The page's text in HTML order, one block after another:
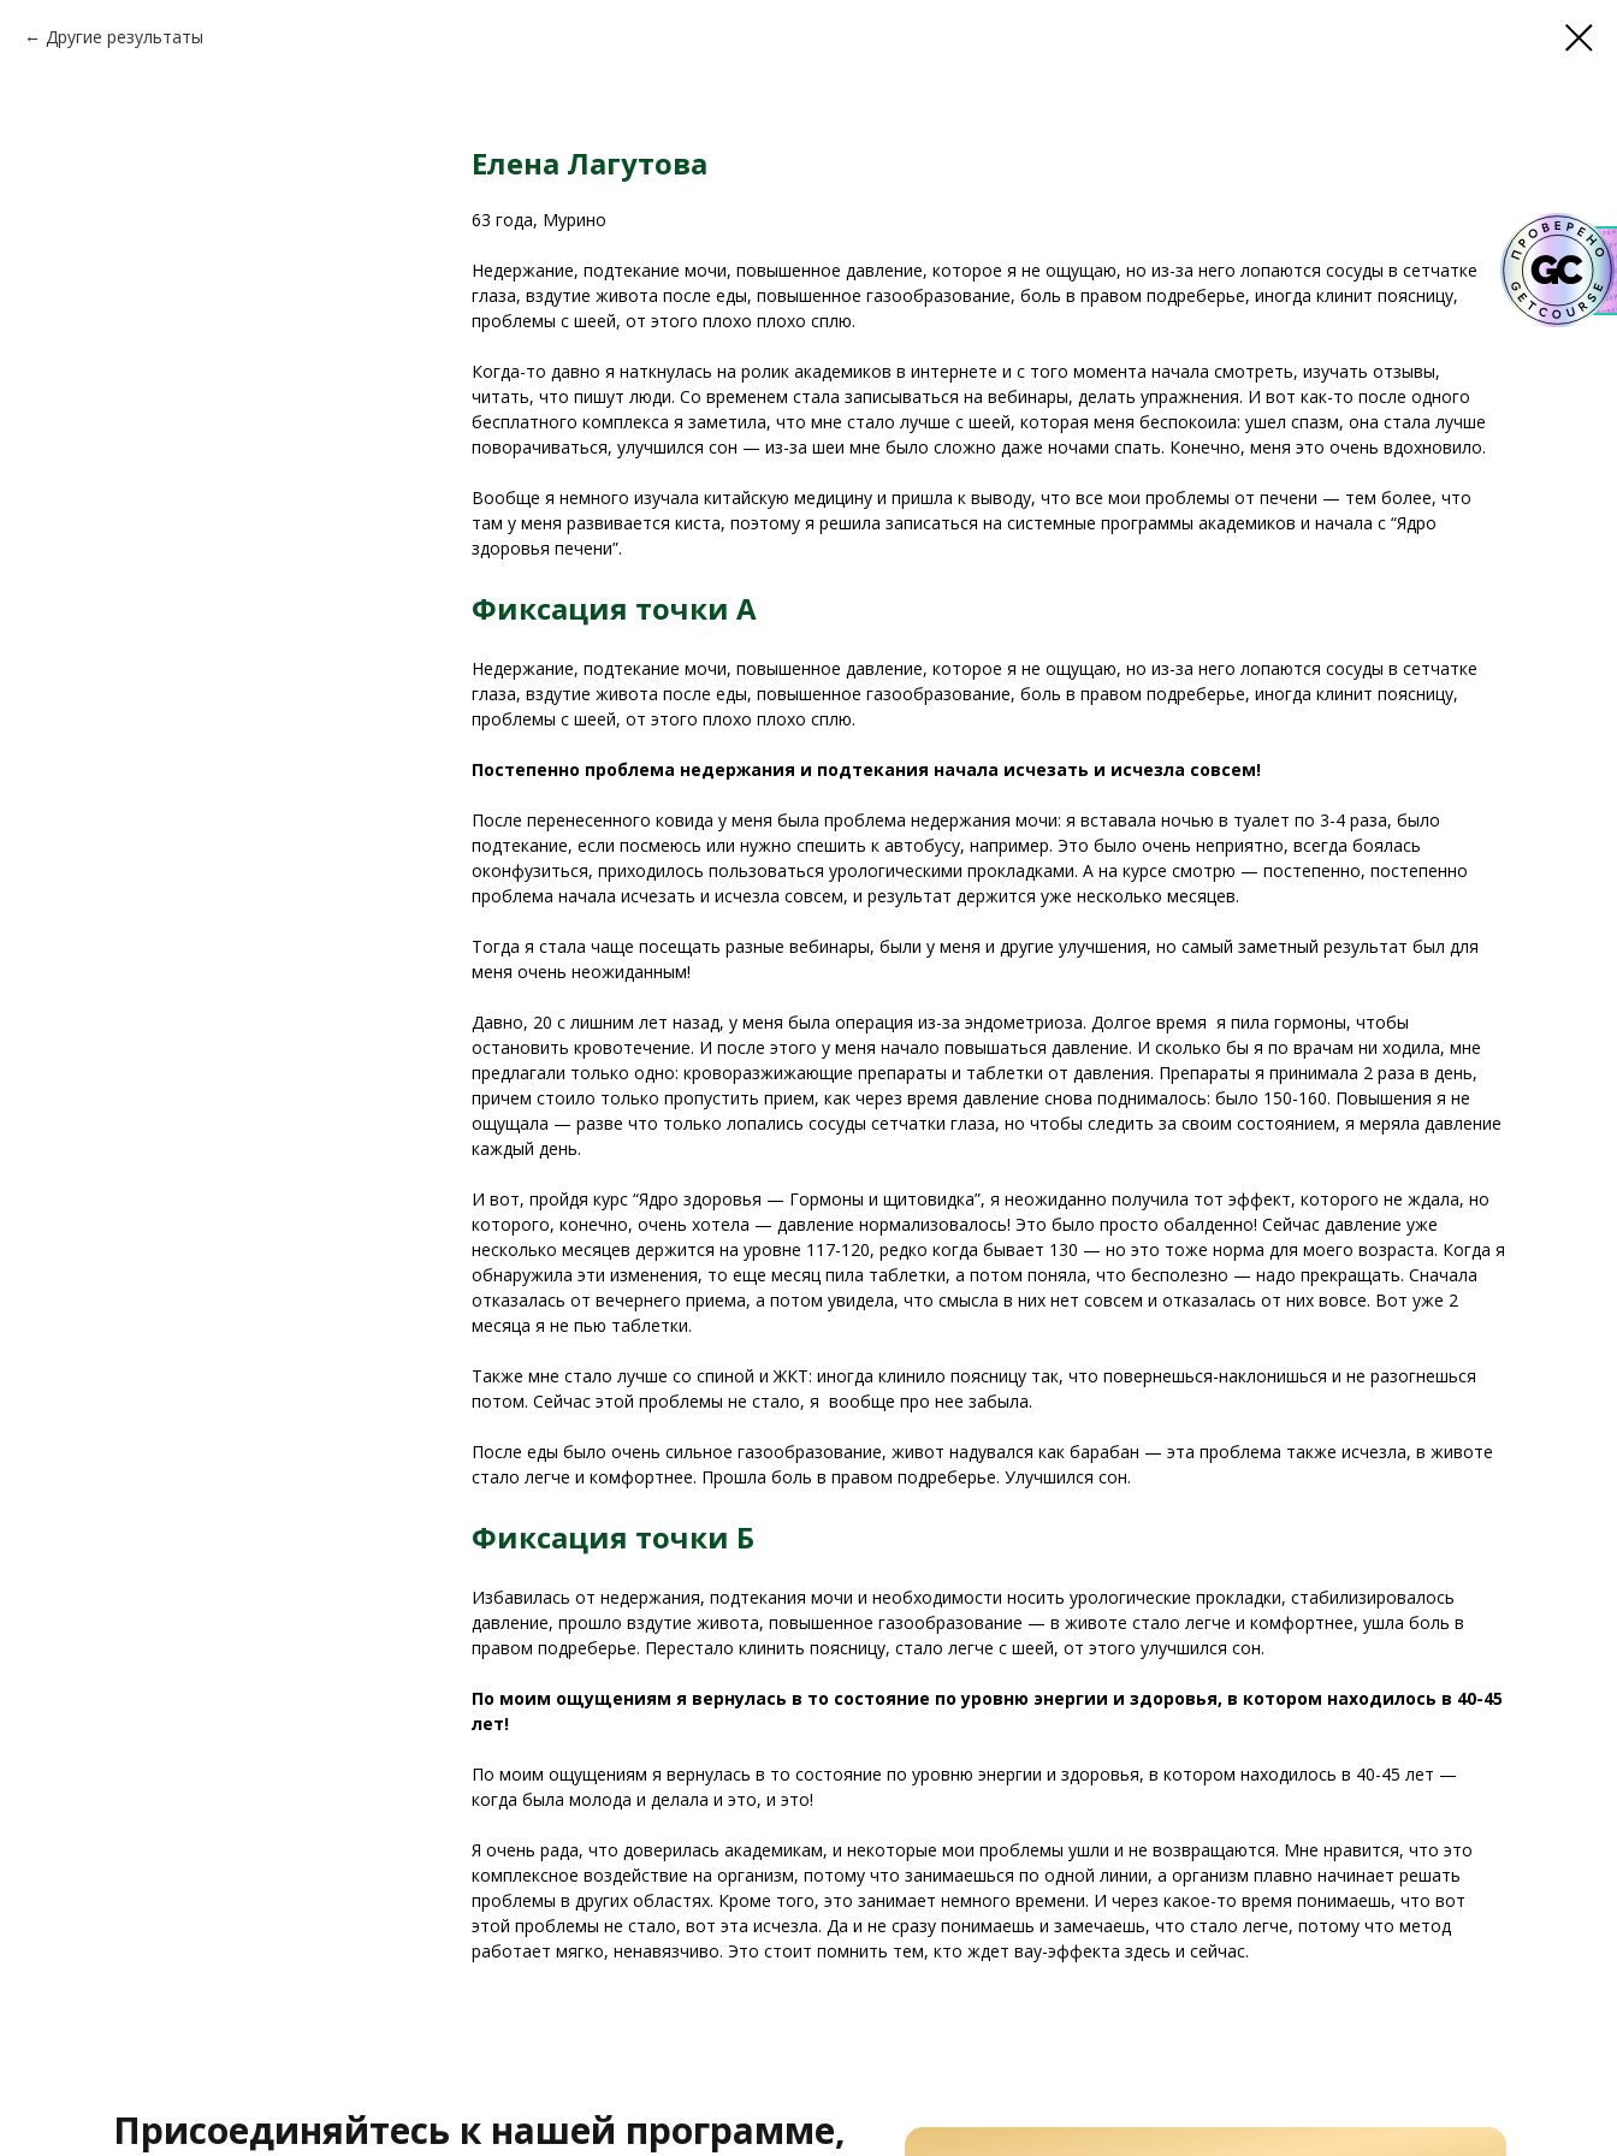
Другие результаты
Елена Лагутова
63 года, Мурино
Недержание, подтекание мочи, повышенное давление, которое я не ощущаю, но из-за него лопаются сосуды в сетчатке
глаза, вздутие живота после еды, повышенное газообразование, боль в правом подреберье, иногда клинит поясницу,
проблемы с шеей, от этого плохо плохо сплю.
Когда-то давно я наткнулась на ролик академиков в интернете и с того момента начала смотреть, изучать отзывы,
читать, что пишут люди. Со временем стала записываться на вебинары, делать упражнения. И вот как-то после одного
бесплатного комплекса я заметила, что мне стало лучше с шеей, которая меня беспокоила: ушел спазм, она стала лучше
поворачиваться, улучшился сон — из-за шеи мне было сложно даже ночами спать. Конечно, меня это очень вдохновило.
Вообще я немного изучала китайскую медицину и пришла к выводу, что все мои проблемы от печени — тем более, что
там у меня развивается киста, поэтому я решила записаться на системные программы академиков и начала с “Ядро
здоровья печени”.
Фиксация точки А
Недержание, подтекание мочи, повышенное давление, которое я не ощущаю, но из-за него лопаются сосуды в сетчатке
глаза, вздутие живота после еды, повышенное газообразование, боль в правом подреберье, иногда клинит поясницу,
проблемы с шеей, от этого плохо плохо сплю.
Постепенно проблема недержания и подтекания начала исчезать и исчезла совсем!
После перенесенного ковида у меня была проблема недержания мочи: я вставала ночью в туалет по 3-4 раза, было
подтекание, если посмеюсь или нужно спешить к автобусу, например. Это было очень неприятно, всегда боялась
оконфузиться, приходилось пользоваться урологическими прокладками. А на курсе смотрю — постепенно, постепенно
проблема начала исчезать и исчезла совсем, и результат держится уже несколько месяцев.
Тогда я стала чаще посещать разные вебинары, были у меня и другие улучшения, но самый заметный результат был для
меня очень неожиданным!
Давно, 20 с лишним лет назад, у меня была операция из-за эндометриоза. Долгое время я пила гормоны, чтобы
остановить кровотечение. И после этого у меня начало повышаться давление. И сколько бы я по врачам ни ходила, мне
предлагали только одно: кроворазжижающие препараты и таблетки от давления. Препараты я принимала 2 раза в день,
причем стоило только пропустить прием, как через время давление снова поднималось: было 150-160. Повышения я не
ощущала — разве что только лопались сосуды сетчатки глаза, но чтобы следить за своим состоянием, я меряла давление
каждый день.
И вот, пройдя курс “Ядро здоровья — Гормоны и щитовидка”, я неожиданно получила тот эффект, которого не ждала, но
которого, конечно, очень хотела — давление нормализовалось! Это было просто обалденно! Сейчас давление уже
несколько месяцев держится на уровне 117-120, редко когда бывает 130 — но это тоже норма для моего возраста. Когда я
обнаружила эти изменения, то еще месяц пила таблетки, а потом поняла, что бесполезно — надо прекращать. Сначала
отказалась от вечернего приема, а потом увидела, что смысла в них нет совсем и отказалась от них вовсе. Вот уже 2
месяца я не пью таблетки.
Также мне стало лучше со спиной и ЖКТ: иногда клинило поясницу так, что повернешься-наклонишься и не разогнешься
потом. Сейчас этой проблемы не стало, я вообще про нее забыла.
После еды было очень сильное газообразование, живот надувался как барабан — эта проблема также исчезла, в животе
стало легче и комфортнее. Прошла боль в правом подреберье. Улучшился сон.
Фиксация точки Б
Избавилась от недержания, подтекания мочи и необходимости носить урологические прокладки, стабилизировалось
давление, прошло вздутие живота, повышенное газообразование — в животе стало легче и комфортнее, ушла боль в
правом подреберье. Перестало клинить поясницу, стало легче с шеей, от этого улучшился сон.
По моим ощущениям я вернулась в то состояние по уровню энергии и здоровья, в котором находилось в 40-45
лет!
По моим ощущениям я вернулась в то состояние по уровню энергии и здоровья, в котором находилось в 40-45 лет —
когда была молода и делала и это, и это!
Я очень рада, что доверилась академикам, и некоторые мои проблемы ушли и не возвращаются. Мне нравится, что это
комплексное воздействие на организм, потому что занимаешься по одной линии, а организм плавно начинает решать
проблемы в других областях. Кроме того, это занимает немного времени. И через какое-то время понимаешь, что вот
этой проблемы не стало, вот эта исчезла. Да и не сразу понимаешь и замечаешь, что стало легче, потому что метод
работает мягко, ненавязчиво. Это стоит помнить тем, кто ждет вау-эффекта здесь и сейчас.
Присоединяйтесь к нашей программе,